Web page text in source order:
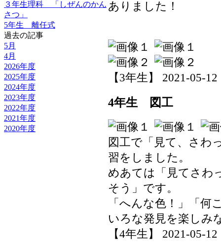
３年生理科 「しぜんのかん
さつ」
5年生 離任式
過去の記事
5月
4月
2026年度
2025年度
2024年度
2023年度
2022年度
2021年度
2020年度
ありました！
【3年生】 2021-05-
4年生 図工
図工で「見て、さわ
習をしました。
めあては「見てさわ
そう」です。
「へんな色！」「
いろな発見を楽しみ
【4年生】 2021-05-